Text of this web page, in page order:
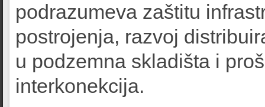
podrazumeva zaštitu
postrojenja, razvoj
u podzemna skladišta i
interkonekcija.